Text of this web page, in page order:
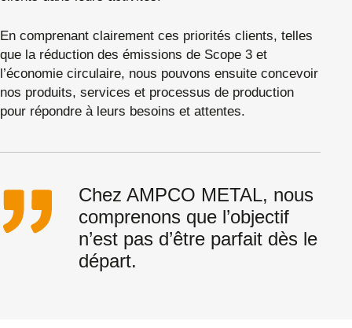
En comprenant clairement ces priorités clients, telles
que la réduction des émissions de Scope 3 et
l’économie circulaire, nous pouvons ensuite concevoir
nos produits, services et processus de production
pour répondre à leurs besoins et attentes.
Chez AMPCO METAL, nous
comprenons que l’objectif
n’est pas d’être parfait dès le
départ.